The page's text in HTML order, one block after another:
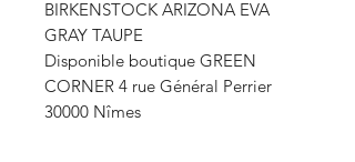
BIRKENSTOCK ARIZONA EVA
GRAY TAUPE
Disponible boutique GREEN
CORNER 4 rue Général Perrier
30000 Nîmes